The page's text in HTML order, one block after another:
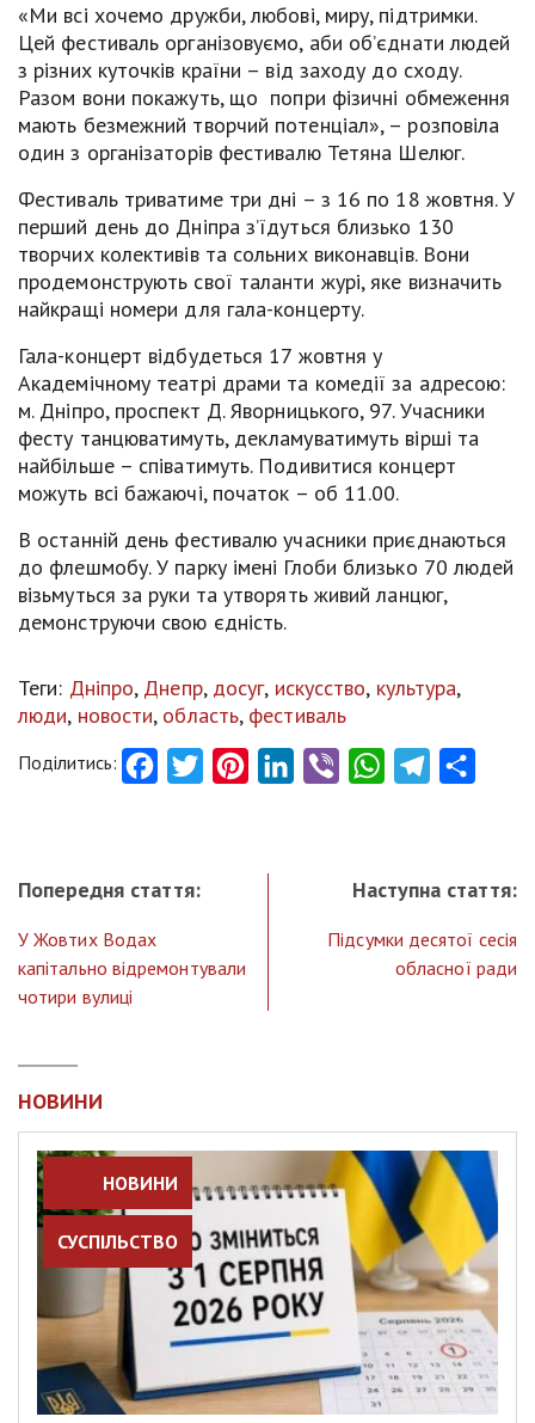
«Ми всі хочемо дружби, любові, миру, підтримки.
Цей фестиваль організовуємо, аби об’єднати людей
з різних куточків країни – від заходу до сходу.
Разом вони покажуть, що попри фізичні обмеження
мають безмежний творчий потенціал», – розповіла
один з організаторів фестивалю Тетяна Шелюг.
Фестиваль триватиме три дні – з 16 по 18 жовтня. У
перший день до Дніпра з’їдуться близько 130
творчих колективів та сольних виконавців. Вони
продемонструють свої таланти журі, яке визначить
найкращі номери для гала-концерту.
Гала-концерт відбудеться 17 жовтня у
Академічному театрі драми та комедії за адресою:
м. Дніпро, проспект Д. Яворницького, 97. Учасники
фесту танцюватимуть, декламуватимуть вірші та
найбільше – співатимуть. Подивитися концерт
можуть всі бажаючі, початок – об 11.00.
В останній день фестивалю учасники приєднаються
до флешмобу. У парку імені Глоби близько 70 людей
візьмуться за руки та утворять живий ланцюг,
демонструючи свою єдність.
Теги: Дніпро, Днепр, досуг, искусство, культура,
люди, новости, область, фестиваль
Поділитись: FacebookTwitter PinterestLinkedInViber WhatsAppTelegram
Попередня стаття:
У Жовтих Водах
капітально відремонтували
чотири вулиці
Наступна стаття:
Підсумки десятої сесія
обласної ради
НОВИНИ
НОВИНИ
СУСПІЛЬСТВО